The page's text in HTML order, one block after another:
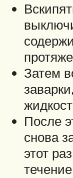
Затем
После
снова
этот